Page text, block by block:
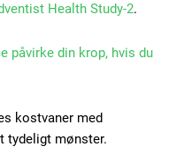
Health Study-2.
påvirke din krop, hvis du
kostvaner med
tydeligt mønster.